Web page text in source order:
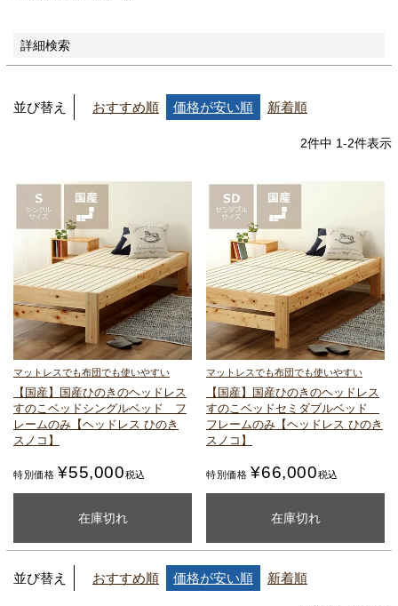
詳細検索
並び替え おすすめ順 価格が安い順 新着順
2件中 1-2件表示
マットレスでも布団でも使いやすい
【国産】国産ひのきのヘッドレス
すのこベッドシングルベッド フ
レームのみ 【ヘッドレス ひのき
スノコ】
特別価格 ¥55,000税込
在庫切れ
購入ページを見る
マットレスでも布団でも使いやすい
【国産】国産ひのきのヘッドレス
すのこベッドセミダブルベッド
フレームのみ 【ヘッドレス ひのき
スノコ】
特別価格 ¥66,000税込
在庫切れ
購入ページを見る
並び替え おすすめ順 価格が安い順 新着順